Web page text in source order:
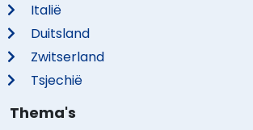
Italië
Duitsland
Zwitserland
Tsjechië
Thema's